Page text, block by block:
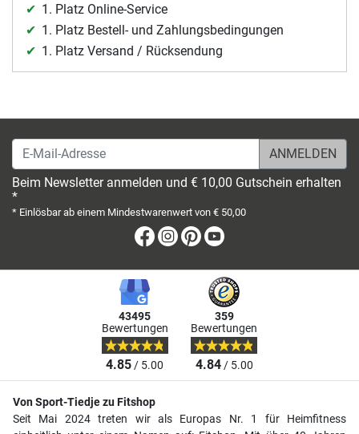
1. Platz Online-Service
1. Platz Bestell- und Zahlungsbedingungen
1. Platz Versand / Rücksendung
E-Mail-Adresse
Beim Newsletter anmelden und € 10,00 Gutschein erhalten
*
* Einlösbar ab einem Mindestwarenwert von € 50,00
Facebook
Instagram
Pinterest
43495
Bewertungen
4.85/ 5.00
359
Bewertungen
4.84/ 5.00
Von Sport-Tiedje zu Fitshop
Seit Mai 2024 treten wir als Europas Nr. 1 für Heimfitness